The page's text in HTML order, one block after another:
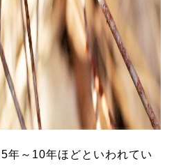
年～10年ほどといわれてい